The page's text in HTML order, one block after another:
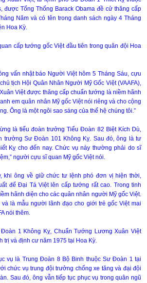
được Tổng Thống Barack Obama đề cử thăng cấp
Năm và có tên trong danh sách ngày 4 Tháng
Hoa Kỳ.
cấp tướng gốc Việt đầu tiên trong quân đội Hoa
vấn nhật báo Người Việt hôm 5 Tháng Sáu, cựu
tịch Hội Quân Nhân Người Mỹ Gốc Việt (VAAFA),
Việt được thăng cấp chuẩn tướng là niềm hãnh
em quân nhân Mỹ gốc Việt nói riêng và cho cộng
Ông là một ngôi sao sáng của thế hệ chúng tôi.”
là tiểu đoàn trưởng Tiểu Ðoàn 82 Biệt Kích Dù,
trưởng Sư Ðoàn 101 Không Kỵ. Sau đó, ông là tư
Kỵ cho đến nay. Chức vụ này thường phải do sĩ
người cựu sĩ quan Mỹ gốc Việt nói.
khi ông về giữ chức tư lệnh phó đơn vị hiện thời,
để Ðại Tá Việt lên cấp tướng rất cao. Trong tinh
hãnh diện cho các quân nhân người Mỹ gốc Việt.
là mẫu người lãnh đạo cho giới trẻ gốc Việt mai
nói thêm.
1 Không Kỵ, Chuẩn Tướng Lương Xuân Việt
trị và định cư năm 1975 tại Hoa Kỳ.
vụ là Trung Ðoàn 8 Bộ Binh thuộc Sư Ðoàn 1 tại
chức vụ trung đội trưởng chống xe tăng và đại đội
Sau đó, ông vẫn tiếp tục phục vụ trong quân ngũ